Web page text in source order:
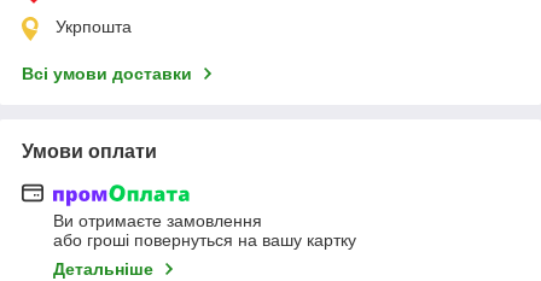
Укрпошта
Всі умови доставки
Умови оплати
Ви отримаєте замовлення
або гроші повернуться на вашу картку
Детальніше